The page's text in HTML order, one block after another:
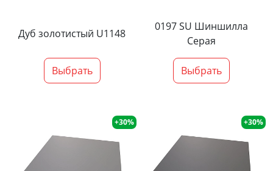
Дуб золотистый U1148
Выбрать
0197 SU Шиншилла
Серая
Выбрать
+30% +30%